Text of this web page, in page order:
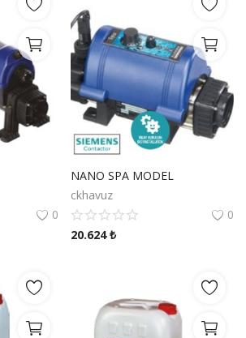
0
NANO SPA MODEL
ckhavuz
0
20.624₺